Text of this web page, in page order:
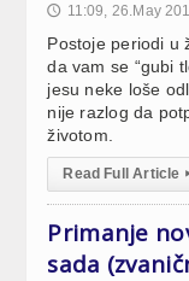
🕔 11:09, 26.May
Postoje periodi u
da vam se “gubi
jesu neke loše
nije razlog da
životom.
Read Full Article
Primanje
sada